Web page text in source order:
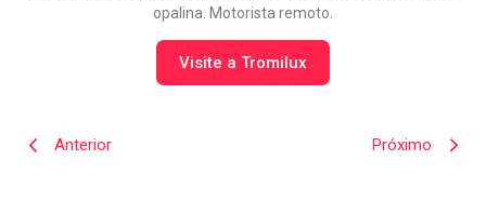
opalina. Motorista remoto.
Visite a Tromilux
Anterior Próximo